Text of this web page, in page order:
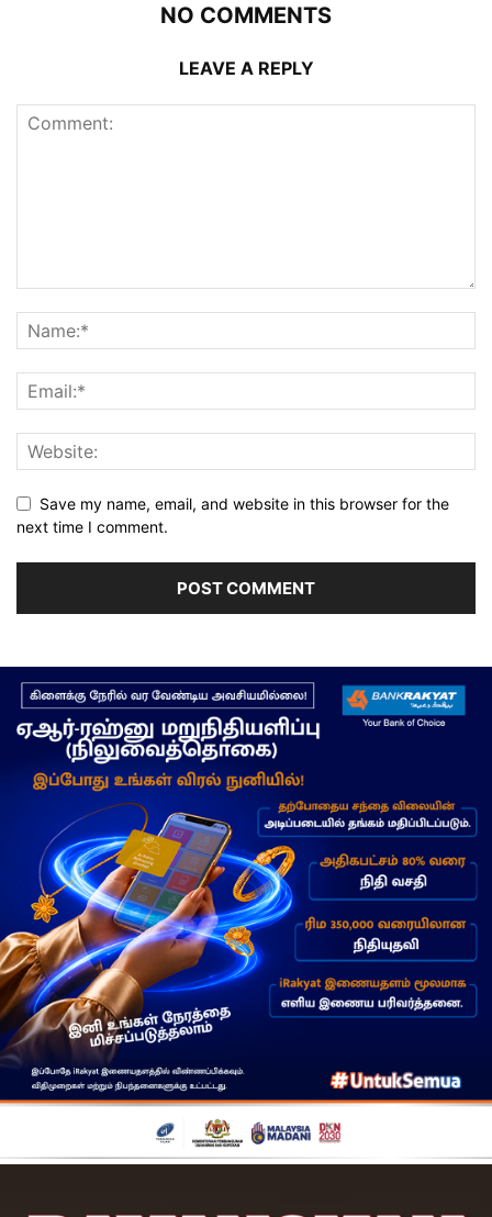
NO COMMENTS
LEAVE A REPLY
Save my name, email, and website in this browser for the
next time I comment.